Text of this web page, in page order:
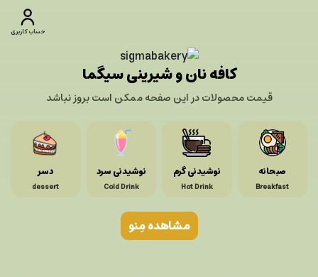
حساب کاربری
کافه نان و شیرینی سیگما
قیمت محصولات در این صفحه ممکن است بروز نباشد
صبحانه
Breakfast
نوشیدنی گرم
Hot Drink
نوشیدنی سرد
Cold Drink
دسر
dessert
مشاهده مِنو